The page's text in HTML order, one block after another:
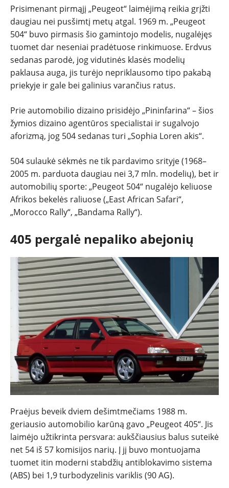
Prisimenant pirmąjį „Peugeot“ laimėjimą reikia grįžti
daugiau nei pusšimtį metų atgal. 1969 m. „Peugeot
504“ buvo pirmasis šio gamintojo modelis, nugalėjęs
tuomet dar neseniai pradėtuose rinkimuose. Erdvus
sedanas parodė, jog vidutinės klasės modelių
paklausa auga, jis turėjo nepriklausomo tipo pakabą
priekyje ir gale bei galinius varančius ratus.
Prie automobilio dizaino prisidėjo „Pininfarina“ – šios
žymios dizaino agentūros specialistai ir sugalvojo
aforizmą, jog 504 sedanas turi „Sophia Loren akis“.
504 sulaukė sėkmės ne tik pardavimo srityje (1968–
2005 m. parduota daugiau nei 3,7 mln. modelių), bet ir
automobilių sporte: „Peugeot 504“ nugalėjo keliuose
Afrikos bekelės raliuose („East African Safari“,
„Morocco Rally“, „Bandama Rally“).
405 pergalė nepaliko abejonių
Praėjus beveik dviem dešimtmečiams 1988 m.
geriausio automobilio karūną gavo „Peugeot 405“. Jis
laimėjo užtikrinta persvara: aukščiausius balus suteikė
net 54 iš 57 komisijos narių. Į jį buvo montuojama
tuomet itin moderni stabdžių antiblokavimo sistema
(ABS) bei 1,9 turbodyzelinis variklis (90 AG).